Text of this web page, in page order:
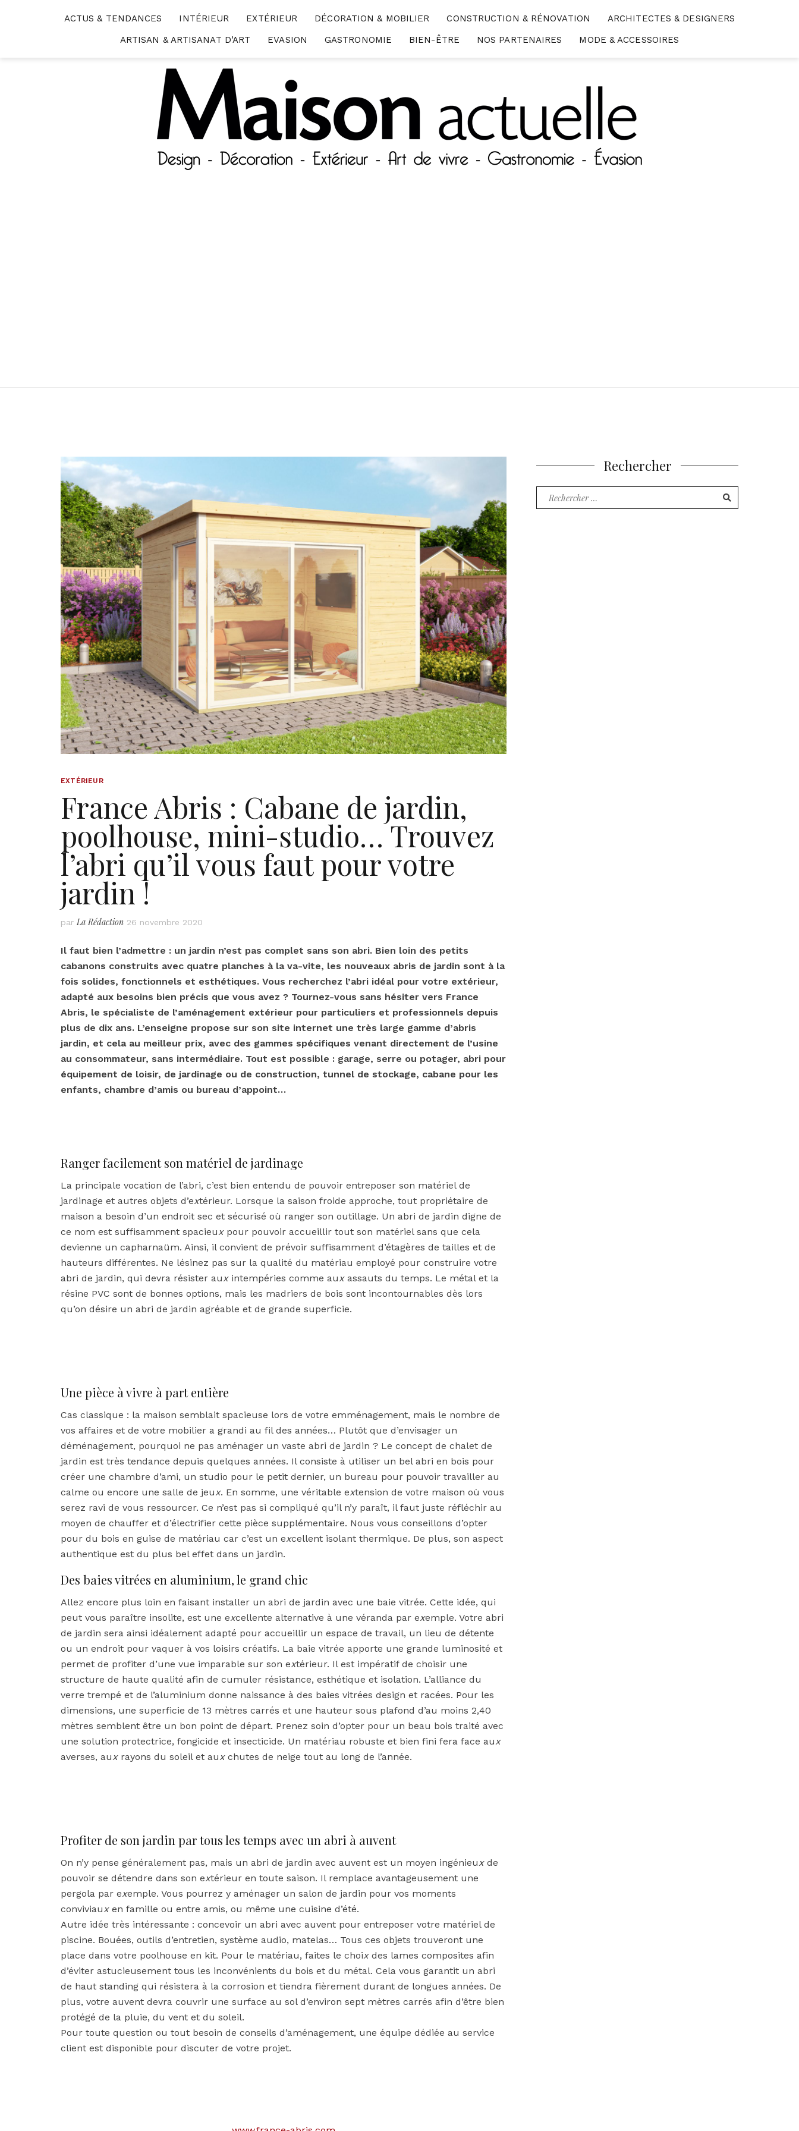
ACTUS & TENDANCES INTÉRIEUR EXTÉRIEUR DÉCORATION & MOBILIER CONSTRUCTION & RÉNOVATION
ARCHITECTES & DESIGNERS
ARTISAN & ARTISANAT D’ART
EVASION GASTRONOMIE BIEN-ÊTRE NOS PARTENAIRES MODE & ACCESSOIRES
EXTÉRIEUR
France Abris : Cabane de jardin,
poolhouse, mini-studio… Trouvez
l’abri qu’il vous faut pour votre
jardin !
par La Rédaction 26 novembre 2020
Il faut bien l’admettre : un jardin n’est pas complet sans son abri. Bien loin des petits
cabanons construits avec quatre planches à la va-vite, les nouveaux abris de jardin sont à la
fois solides, fonctionnels et esthétiques. Vous recherchez l’abri idéal pour votre extérieur,
adapté aux besoins bien précis que vous avez ? Tournez-vous sans hésiter vers France
Abris, le spécialiste de l’aménagement extérieur pour particuliers et professionnels depuis
plus de dix ans. L’enseigne propose sur son site internet une très large gamme d’abris
jardin, et cela au meilleur prix, avec des gammes spécifiques venant directement de l’usine
au consommateur, sans intermédiaire. Tout est possible : garage, serre ou potager, abri pour
équipement de loisir, de jardinage ou de construction, tunnel de stockage, cabane pour les
enfants, chambre d’amis ou bureau d’appoint…
Ranger facilement son matériel de jardinage
La principale vocation de l’abri, c’est bien entendu de pouvoir entreposer son matériel de
jardinage et autres objets d’extérieur. Lorsque la saison froide approche, tout propriétaire de
maison a besoin d’un endroit sec et sécurisé où ranger son outillage. Un abri de jardin digne de
ce nom est suffisamment spacieuxpour pouvoir accueillir tout son matériel sans que cela
devienne un capharnaüm. Ainsi, il convient de prévoir suffisamment d’étagères de tailles et de
hauteurs différentes. Ne lésinez pas sur la qualité du matériau employé pour construire votre
abri de jardin, qui devra résister auxintempéries comme auxassauts du temps. Le métal et la
résine PVC sont de bonnes options, mais les madriers de bois sont incontournables dès lors
qu’on désire un abri de jardin agréable et de grande superficie.
Une pièce à vivre à part entière
Cas classique : la maison semblait spacieuse lors de votre emménagement, mais le nombre de
vos affaires et de votre mobilier a grandi au fil des années… Plutôt que d’envisager un
déménagement, pourquoi ne pas aménager un vaste abri de jardin ? Le concept de chalet de
jardin est très tendance depuis quelques années. Il consiste à utiliser un bel abri en bois pour
créer une chambre d’ami, un studio pour le petit dernier, un bureau pour pouvoir travailler au
calme ou encore une salle de jeux. En somme, une véritable extension de votre maison où vous
serez ravi de vous ressourcer. Ce n’est pas si compliqué qu’il n’y paraît, il faut juste réfléchir au
moyen de chauffer et d’électrifier cette pièce supplémentaire. Nous vous conseillons d’opter
pour du bois en guise de matériau car c’est un excellent isolant thermique. De plus, son aspect
authentique est du plus bel effet dans un jardin.
Des baies vitrées en aluminium, le grand chic
Allez encore plus loin en faisant installer un abri de jardin avec une baie vitrée. Cette idée, qui
peut vous paraître insolite, est une excellente alternative à une véranda par exemple. Votre abri
de jardin sera ainsi idéalement adapté pour accueillir un espace de travail, un lieu de détente
ou un endroit pour vaquer à vos loisirs créatifs. La baie vitrée apporte une grande luminosité et
permet de profiter d’une vue imparable sur son extérieur. Il est impératif de choisir une
structure de haute qualité afin de cumuler résistance, esthétique et isolation. L’alliance du
verre trempé et de l’aluminium donne naissance à des baies vitrées design et racées. Pour les
dimensions, une superficie de 13 mètres carrés et une hauteur sous plafond d’au moins 2,40
mètres semblent être un bon point de départ. Prenez soin d’opter pour un beau bois traité avec
une solution protectrice, fongicide et insecticide. Un matériau robuste et bien fini fera face aux
averses, auxrayons du soleil et auxchutes de neige tout au long de l’année.
Profiter de son jardin par tous les temps avec un abri à auvent
On n’y pense généralement pas, mais un abri de jardin avec auvent est un moyen ingénieuxde
pouvoir se détendre dans son extérieur en toute saison. Il remplace avantageusement une
pergola par exemple. Vous pourrez y aménager un salon de jardin pour vos moments
conviviaux en famille ou entre amis, ou même une cuisine d’été.
Autre idée très intéressante : concevoir un abri avec auvent pour entreposer votre matériel de
piscine. Bouées, outils d’entretien, système audio, matelas… Tous ces objets trouveront une
place dans votre poolhouse en kit. Pour le matériau, faites le choixdes lames composites afin
d’éviter astucieusement tous les inconvénients du bois et du métal. Cela vous garantit un abri
de haut standing qui résistera à la corrosion et tiendra fièrement durant de longues années. De
plus, votre auvent devra couvrir une surface au sol d’environ sept mètres carrés afin d’être bien
protégé de la pluie, du vent et du soleil.
Pour toute question ou tout besoin de conseils d’aménagement, une équipe dédiée au service
client est disponible pour discuter de votre projet.
Rechercher
Recherche
pour